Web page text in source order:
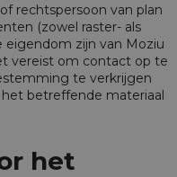
rechtspersoon van plan
(zowel raster- als
eigendom zijn van Moziu
vereist om contact op te
te verkrijgen
betreffende materiaal
het